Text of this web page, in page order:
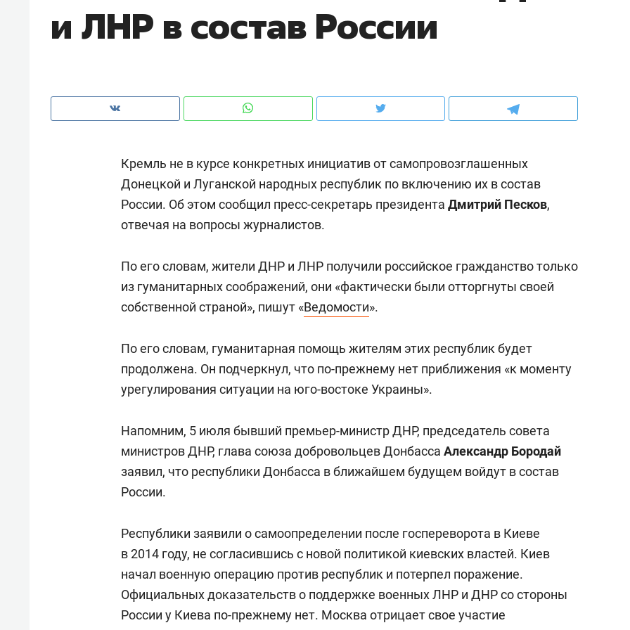
и ЛНР в состав России
Кремль не в курсе конкретных инициатив от самопровозглашенных
Донецкой и Луганской народных республик по включению их в состав
России. Об этом сообщил пресс-секретарь президента Дмитрий Песков,
отвечая на вопросы журналистов.
По его словам, жители ДНР и ЛНР получили российское гражданство только
из гуманитарных соображений, они «фактически были отторгнуты своей
собственной страной», пишут «Ведомости».
По его словам, гуманитарная помощь жителям этих республик будет
продолжена. Он подчеркнул, что по-прежнему нет приближения «к моменту
урегулирования ситуации на юго-востоке Украины».
Напомним, 5 июля бывший премьер-министр ДНР, председатель совета
министров ДНР, глава союза добровольцев Донбасса Александр Бородай
заявил, что республики Донбасса в ближайшем будущем войдут в состав
России.
Республики заявили о самоопределении после госпереворота в Киеве
в 2014 году, не согласившись с новой политикой киевских властей. Киев
начал военную операцию против республик и потерпел поражение.
Официальных доказательств о поддержке военных ЛНР и ДНР со стороны
России у Киева по-прежнему нет. Москва отрицает свое участие
рынки, почему надо знать аксакалов и
чем интересен Оман?
клиентах и чудных запросах мастеров
Оставить шум за волной: как
строят тишину в казанском
ЖК «Заря»
Психотерапевт «Фороса»:
«Директорский невроз» –
когда человек не считает
Дизайнер-прораб
Наседкина: «Ремонт